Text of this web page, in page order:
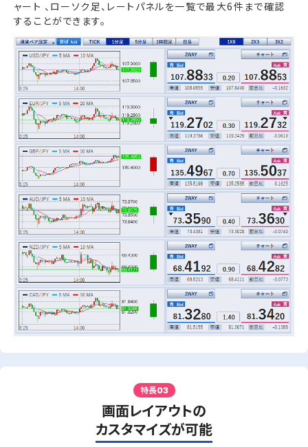
ャート 、ローソク足、レートパネルを一覧で最大6件まで確認
することができます。
特長03
画面レイアウトの
カスタマイズが可能